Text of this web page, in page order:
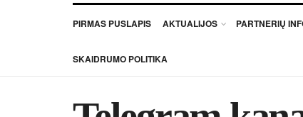
PIRMAS PUSLAPIS AKTUALIJOS PARTNERIŲ
SKAIDRUMO POLITIKA